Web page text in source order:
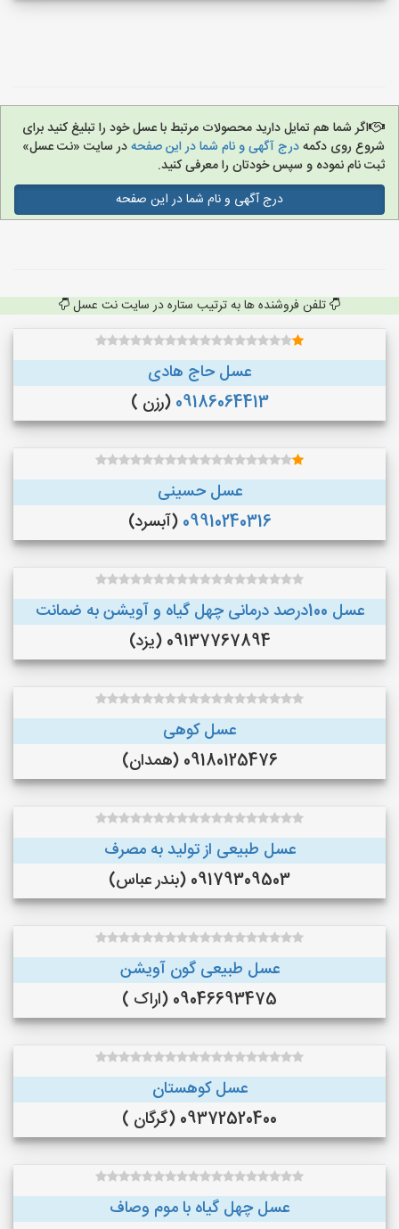
اگر شما هم تمایل دارید محصولات مرتبط با عسل خود را تبلیغ کنید برای
شروع روی دکمهدرج آگهی و نام شما در این صفحهدر سایت «نت عسل»
ثبت نام نموده و سپس خودتان را معرفی کنید.
درج آگهی و نام شما در این صفحه
تلفن فروشنده ها به ترتیب ستاره در سایت نت عسل
عسل حاج هادی
09186064413 (رزن )
عسل حسینی
09910240316 (آبسرد)
عسل 100درصد درمانی چهل گیاه و آویشن به ضمانت
09137767894 (یزد)
عسل کوهی
09180125476 (همدان)
عسل طبیعی از تولید به مصرف
09179309503 (بندر عباس)
عسل طبیعی گون آویشن
09046693475 (اراک )
عسل کوهستان
09372520400 (گرگان )
عسل چهل گیاه با موم وصاف